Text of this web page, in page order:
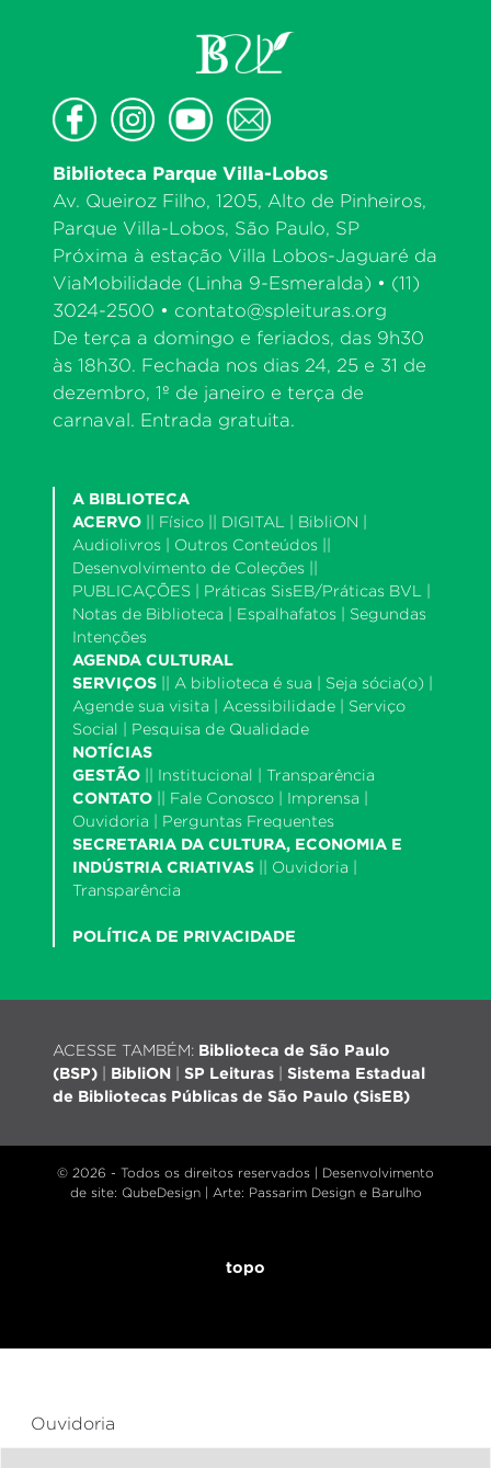
Biblioteca Parque Villa-Lobos
Av. Queiroz Filho, 1205, Alto de Pinheiros,
Parque Villa-Lobos, São Paulo, SP
Próxima à estação Villa Lobos-Jaguaré da
ViaMobilidade (Linha 9-Esmeralda) • (11)
3024-2500 • contato@spleituras.org
De terça a domingo e feriados, das 9h30
às 18h30. Fechada nos dias 24, 25 e 31 de
dezembro, 1º de janeiro e terça de
carnaval. Entrada gratuita.
A BIBLIOTECA
ACERVO
Físico || DIGITAL | BibliON
Audiolivros
Outros Conteúdos
Desenvolvimento de Coleções
PUBLICAÇÕES | Práticas SisEB/Práticas BVL
Notas de Biblioteca
Espalhafatos
Segundas
Intenções
AGENDA CULTURAL
SERVIÇOS
A biblioteca é sua Seja sócia(o)
Agende sua visita
Acessibilidade
Serviço
Social
Pesquisa de Qualidade
NOTÍCIAS
GESTÃO
Institucional
Transparência
CONTATO
Fale Conosco Imprensa
Ouvidoria
Perguntas Frequentes
SECRETARIA DA CULTURA, ECONOMIA E
INDÚSTRIA CRIATIVAS
Ouvidoria
Transparência
POLÍTICA DE PRIVACIDADE
ACESSE TAMBÉM: Biblioteca de São Paulo
(BSP)
BibliON SP Leituras
Sistema Estadual
de Bibliotecas Públicas de São Paulo (SisEB)
© 2026 - Todos os direitos reservados | Desenvolvimento
de site: QubeDesign | Arte: Passarim Design e Barulho
topo
Ouvidoria